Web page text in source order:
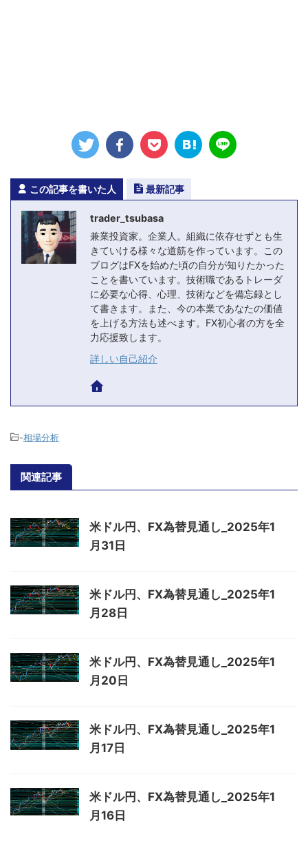
この記事を書いた人 最新記事
trader_tsubasa
兼業投資家。企業人。組織に依存せずとも生
きていける様々な道筋を作っています。この
ブログはFXを始めた頃の自分が知りたかった
ことを書いています。技術職であるトレーダ
に必要な心得、心理、技術などを備忘録とし
て書きます。また、今の本業であなたの価値
を上げる方法も述べます。FX初心者の方を全
力応援致します。
詳しい自己紹介
-相場分析
関連記事
米ドル円、FX為替見通し_2025年1
月31日
米ドル円、FX為替見通し_2025年1
月28日
米ドル円、FX為替見通し_2025年1
月20日
米ドル円、FX為替見通し_2025年1
月17日
米ドル円、FX為替見通し_2025年1
月16日